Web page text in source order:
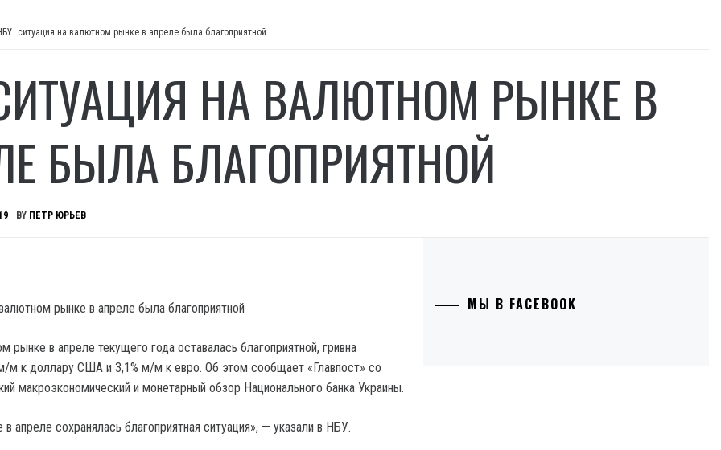
ситуация на валютном рынке в апреле была благоприятной
НА ВАЛЮТНОМ РЫНКЕ В
БЫЛА БЛАГОПРИЯТНОЙ
BY ПЕТР ЮРЬЕВ
рынке в апреле текущего года оставалась благоприятной, гривна
м к доллару США и 3,1% м/м к евро. Об этом сообщает «Главпост» со
макроэкономический и монетарный обзор Национального банка Украины.
апреле сохранялась благоприятная ситуация», — указали в НБУ.
МЫ В FACEBOOK